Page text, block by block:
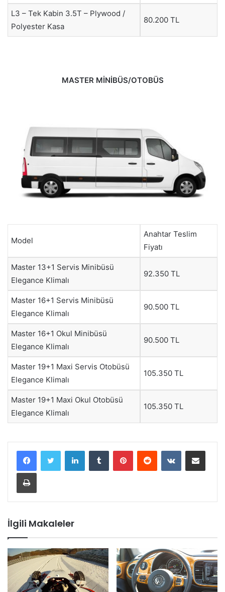
L3 – Tek Kabin 3.5T – Plywood /
Polyester Kasa
80.200 TL
MASTER MİNİBÜS/OTOBÜS
Model
Anahtar Teslim
Fiyatı
Master 13+1 Servis Minibüsü
Elegance Klimalı
92.350 TL
Master 16+1 Servis Minibüsü
Elegance Klimalı
90.500 TL
Master 16+1 Okul Minibüsü
Elegance Klimalı
90.500 TL
Master 19+1 Maxi Servis Otobüsü
Elegance Klimalı
105.350 TL
Master 19+1 Maxi Okul Otobüsü
Elegance Klimalı
105.350 TL
İlgili Makaleler